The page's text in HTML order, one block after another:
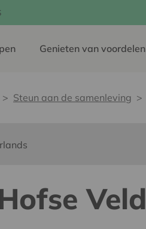
Genieten van voordelen
Steun aan de samenleving
Veld